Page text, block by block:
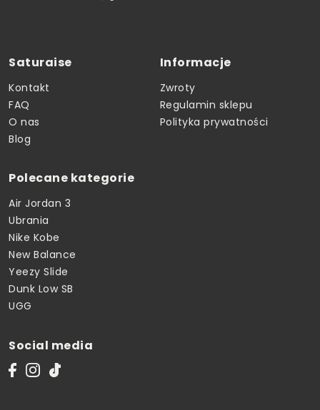
Saturaise
Kontakt
FAQ
O nas
Blog
Informacje
Zwroty
Regulamin sklepu
Polityka prywatności
Polecane kategorie
Air Jordan 3
Ubrania
Nike Kobe
New Balance
Yeezy Slide
Dunk Low SB
UGG
Social media